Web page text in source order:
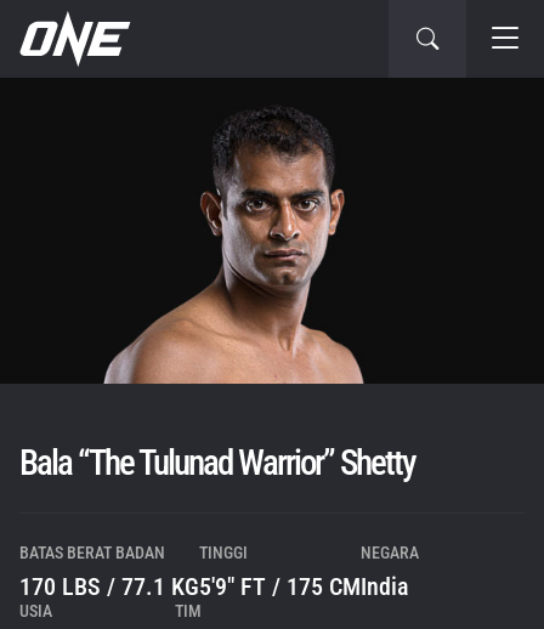
Bala “The Tulunad Warrior” Shetty
BATAS BERAT BADAN
170 LBS / 77.1 KG
TINGGI
5'9" FT / 175 CM
NEGARA
India
USIA TIM